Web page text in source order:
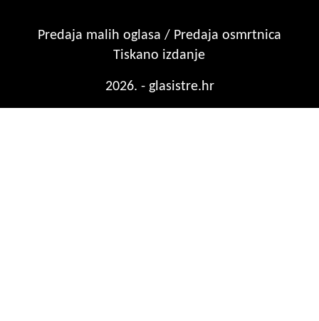
Predaja malih oglasa / Predaja osmrtnica
Tiskano izdanje
2026. - glasistre.hr